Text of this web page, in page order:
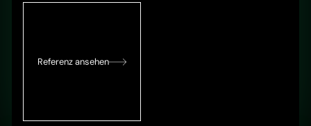
Referenz ansehen